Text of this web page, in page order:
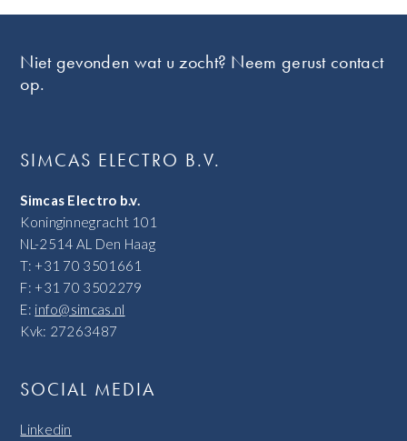
Niet gevonden wat u zocht? Neem gerust contact
op.
SIMCAS ELECTRO B.V.
Simcas Electro b.v.
Koninginnegracht 101
NL-2514 AL Den Haag
T: +31 70 3501661
F: +31 70 3502279
E: info@simcas.nl
Kvk: 27263487
SOCIAL MEDIA
Linkedin